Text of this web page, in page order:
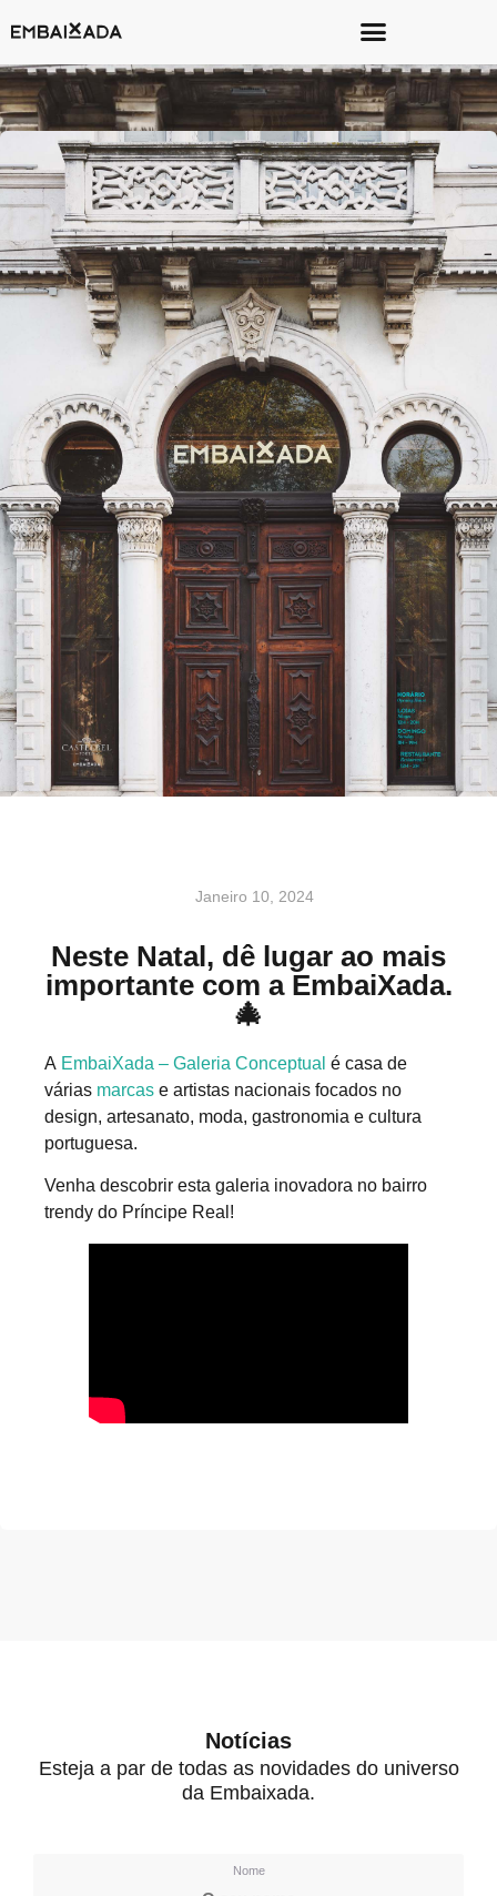
Janeiro 10, 2024
Neste Natal, dê lugar ao mais
importante com a EmbaiXada.
🎄
A EmbaiXada – Galeria Conceptual é casa de
várias marcas e artistas nacionais focados no
design, artesanato, moda, gastronomia e cultura
portuguesa.
Venha descobrir esta galeria inovadora no bairro
trendy do Príncipe Real!
Notícias
Esteja a par de todas as novidades do universo
da Embaixada.
Nome